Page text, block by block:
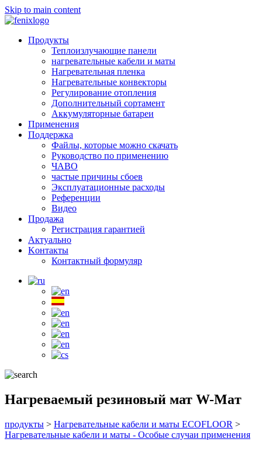
Skip to main content
Продукты
Теплоизлучающие панели
нагревательные кабели и маты
Нагревательная пленка
Нагревательные конвекторы
Регулирование отопления
Дополнительный сортамент
Аккумуляторные батареи
Применения
Поддержкa
Файлы, которые можно скачать
Руководство по применению
ЧАВО
частые причины сбоев
Эксплуатационные расходы
Pеференции
Видео
Продажа
Регистрация гарантией
Aктуально
Kонтакты
Контактный формуляр
Нагреваемый резиновый мат W-Maт
продукты > Нагревательные кабели и маты ECOFLOOR >
Нагревательные кабели и маты - Особые случаи применения